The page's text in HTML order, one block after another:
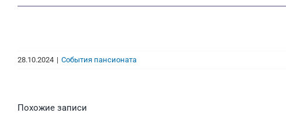
28.10.2024 | События пансионата
Похожие записи